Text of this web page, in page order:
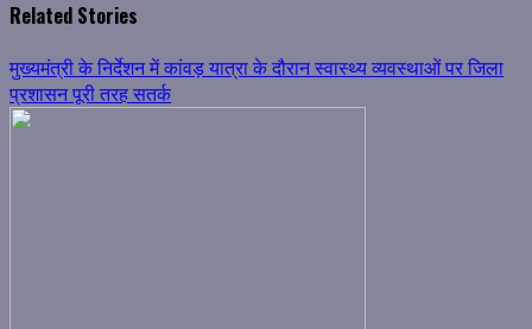
Related Stories
मुख्यमंत्री के निर्देशन में कांवड़ यात्रा के दौरान स्वास्थ्य व्यवस्थाओं पर जिला
प्रशासन पूरी तरह सतर्क